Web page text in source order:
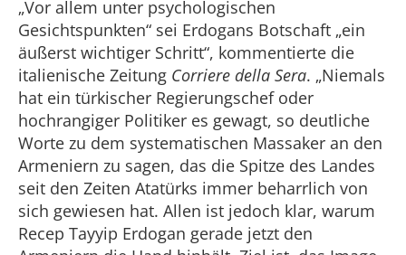
„Vor allem unter psychologischen
Gesichtspunkten“ sei Erdogans Botschaft „ein
äußerst wichtiger Schritt“, kommentierte die
italienische Zeitung Corriere della Sera. „Niemals
hat ein türkischer Regierungschef oder
hochrangiger Politiker es gewagt, so deutliche
Worte zu dem systematischen Massaker an den
Armeniern zu sagen, das die Spitze des Landes
seit den Zeiten Atatürks immer beharrlich von
sich gewiesen hat. Allen ist jedoch klar, warum
Recep Tayyip Erdogan gerade jetzt den